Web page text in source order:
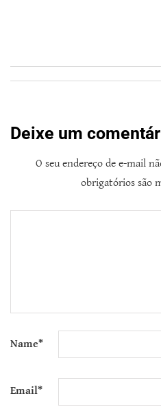
Deixe um
O seu endereço de e-mail
obrigatórios são
Name*
Email*